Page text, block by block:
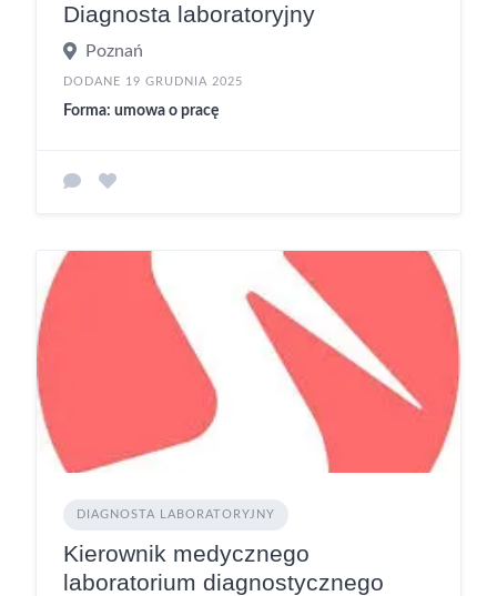
Diagnosta laboratoryjny
Poznań
DODANE 19 GRUDNIA 2025
Forma: umowa o pracę
DIAGNOSTA LABORATORYJNY
Kierownik medycznego
laboratorium diagnostycznego